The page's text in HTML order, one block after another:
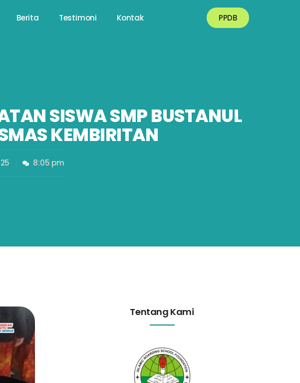
Berita Testimoni Kontak PPDB
SISWA SMP BUSTANUL
KEMBIRITAN
8:05 pm
Tentang Kami